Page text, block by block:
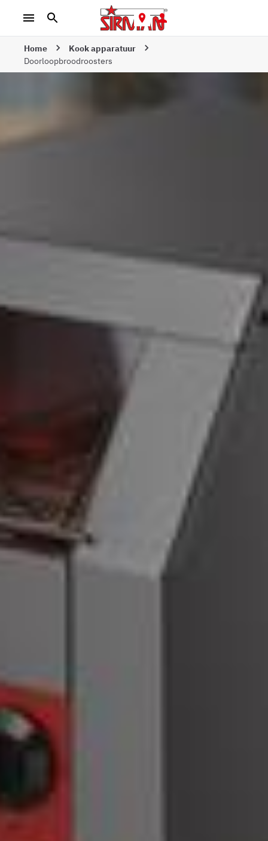
Home
Kook apparatuur
Doorloopbroodroosters